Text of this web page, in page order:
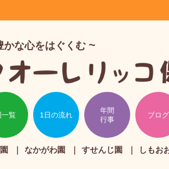
かな心をはぐくむ
一覧 1日の流れ
年間
行事
ブログ
なかがわ園 すせんじ園 しもお